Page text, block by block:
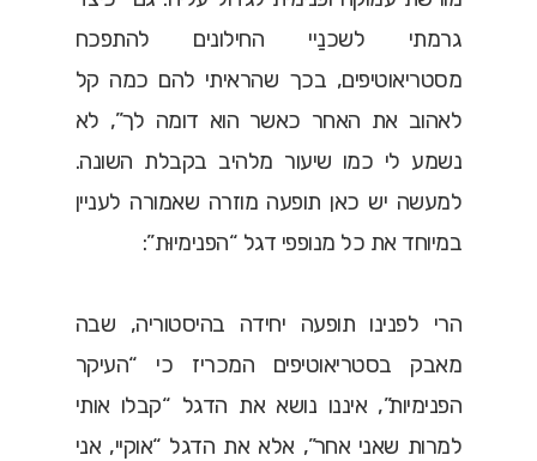
גרמתי לשכנַיי החילונים להתפכח
מסטריאוטיפים, בכך שהראיתי להם כמה קל
לאהוב את האחר כאשר הוא דומה לך”, לא
נשמע לי כמו שיעור מלהיב בקבלת השונה.
למעשה יש כאן תופעה מוזרה שאמורה לעניין
במיוחד את כל מנופפי דגל “הפנימיוּת”:
הרי לפנינו תופעה יחידה בהיסטוריה, שבה
מאבק בסטריאוטיפים המכריז כי “העיקר
הפנימיות”, איננו נושא את הדגל “קבלו אותי
למרות שאני אחר”, אלא את הדגל “אוקיי, אני